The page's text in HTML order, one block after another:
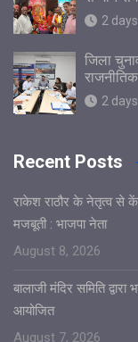
2
जिला
2
Recent Posts
राकेश राठौर के नेतृत्व से
मजबूती : भाजपा नेता
August 8, 2026
बालाजी मंदिर समिति
आयोजित
August 7, 2026